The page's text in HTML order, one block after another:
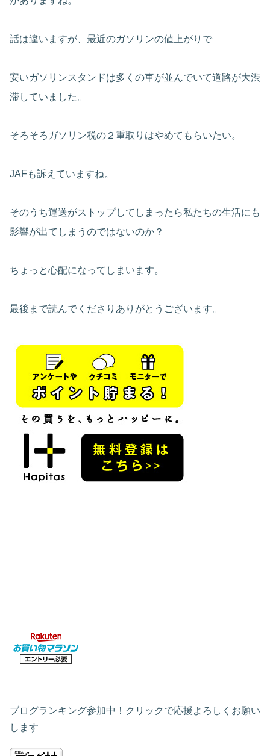
話は違いますが、最近のガソリンの値上がりで
安いガソリンスタンドは多くの車が並んでいて道路が大渋
滞していました。
そろそろガソリン税の２重取りはやめてもらいたい。
JAFも訴えていますね。
そのうち運送がストップしてしまったら私たちの生活にも
影響が出てしまうのではないのか？
ちょっと心配になってしまいます。
最後まで読んでくださりありがとうございます。
ブログランキング参加中！クリックで応援よろしくお願い
します